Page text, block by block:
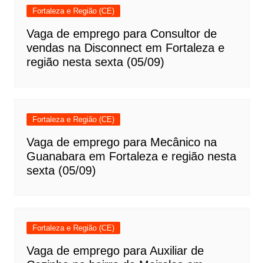
Fortaleza e Região (CE)
Vaga de emprego para Consultor de
vendas na Disconnect em Fortaleza e
região nesta sexta (05/09)
Fortaleza e Região (CE)
Vaga de emprego para Mecânico na
Guanabara em Fortaleza e região nesta
sexta (05/09)
Fortaleza e Região (CE)
Vaga de emprego para Auxiliar de